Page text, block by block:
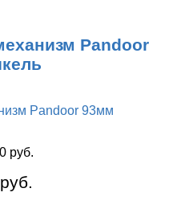
Pandoor
руб.